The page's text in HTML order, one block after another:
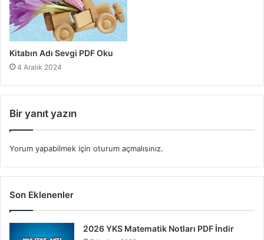
Kitabın Adı Sevgi PDF Oku
4 Aralık 2024
Bir yanıt yazın
Yorum yapabilmek için oturum açmalısınız.
Son Eklenenler
2026 YKS Matematik Notları PDF İndir